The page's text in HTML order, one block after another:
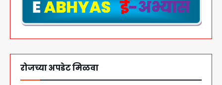
रोजच्या अपडेट मिळवा